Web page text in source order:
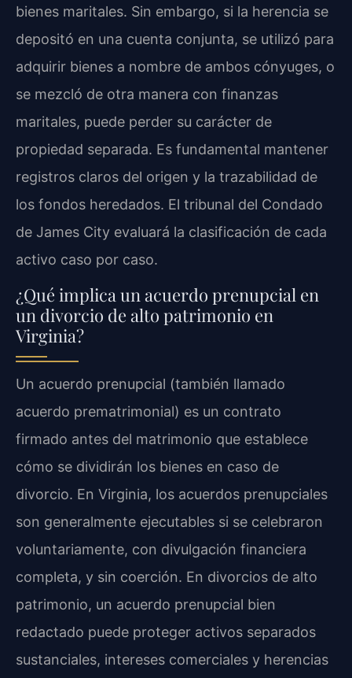
bienes maritales. Sin embargo, si la herencia se
depositó en una cuenta conjunta, se utilizó para
adquirir bienes a nombre de ambos cónyuges, o
se mezcló de otra manera con finanzas
maritales, puede perder su carácter de
propiedad separada. Es fundamental mantener
registros claros del origen y la trazabilidad de
los fondos heredados. El tribunal del Condado
de James City evaluará la clasificación de cada
activo caso por caso.
¿Qué implica un acuerdo prenupcial en
un divorcio de alto patrimonio en
Virginia?
Un acuerdo prenupcial (también llamado
acuerdo prematrimonial) es un contrato
firmado antes del matrimonio que establece
cómo se dividirán los bienes en caso de
divorcio. En Virginia, los acuerdos prenupciales
son generalmente ejecutables si se celebraron
voluntariamente, con divulgación financiera
completa, y sin coerción. En divorcios de alto
patrimonio, un acuerdo prenupcial bien
redactado puede proteger activos separados
sustanciales, intereses comerciales y herencias